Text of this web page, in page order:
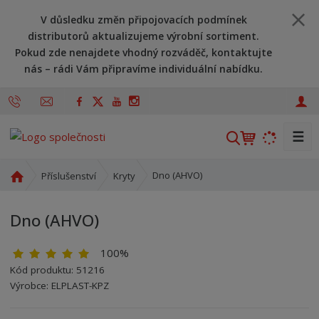
V důsledku změn připojovacích podmínek
distributorů aktualizujeme výrobní sortiment.
Pokud zde nenajdete vhodný rozváděč, kontaktujte
nás – rádi Vám připravíme individuální nabídku.
V
☰
d
s
t
Příslušenství Kryty Dno (AHVO)
Dno (AHVO)
100%
Kód produktu: 51216
Kód výrobce: 8595208701894
Kód dodavatele:8595208701894
Výrobce: ELPLAST-KPZ